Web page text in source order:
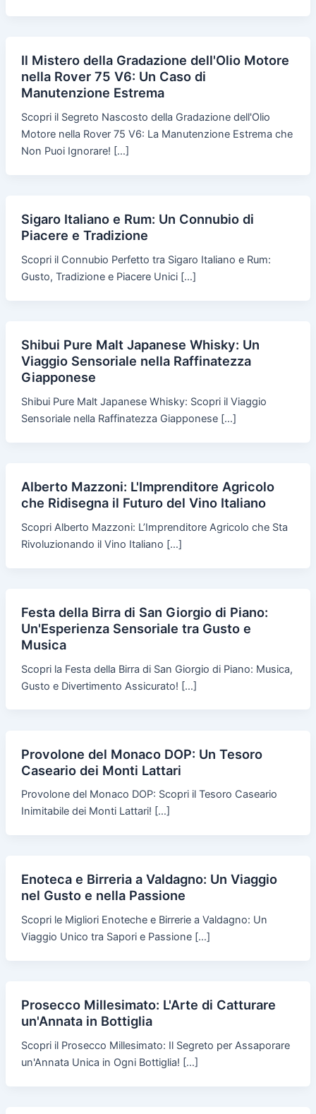
Il Mistero della Gradazione dell'Olio Motore
nella Rover 75 V6: Un Caso di
Manutenzione Estrema
Scopri il Segreto Nascosto della Gradazione dell'Olio
Motore nella Rover 75 V6: La Manutenzione Estrema che
Non Puoi Ignorare! […]
Sigaro Italiano e Rum: Un Connubio di
Piacere e Tradizione
Scopri il Connubio Perfetto tra Sigaro Italiano e Rum:
Gusto, Tradizione e Piacere Unici […]
Shibui Pure Malt Japanese Whisky: Un
Viaggio Sensoriale nella Raffinatezza
Giapponese
Shibui Pure Malt Japanese Whisky: Scopri il Viaggio
Sensoriale nella Raffinatezza Giapponese […]
Alberto Mazzoni: L'Imprenditore Agricolo
che Ridisegna il Futuro del Vino Italiano
Scopri Alberto Mazzoni: L’Imprenditore Agricolo che Sta
Rivoluzionando il Vino Italiano […]
Festa della Birra di San Giorgio di Piano:
Un'Esperienza Sensoriale tra Gusto e
Musica
Scopri la Festa della Birra di San Giorgio di Piano: Musica,
Gusto e Divertimento Assicurato! […]
Provolone del Monaco DOP: Un Tesoro
Caseario dei Monti Lattari
Provolone del Monaco DOP: Scopri il Tesoro Caseario
Inimitabile dei Monti Lattari! […]
Enoteca e Birreria a Valdagno: Un Viaggio
nel Gusto e nella Passione
Scopri le Migliori Enoteche e Birrerie a Valdagno: Un
Viaggio Unico tra Sapori e Passione […]
Prosecco Millesimato: L'Arte di Catturare
un'Annata in Bottiglia
Scopri il Prosecco Millesimato: Il Segreto per Assaporare
un'Annata Unica in Ogni Bottiglia! […]